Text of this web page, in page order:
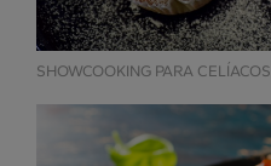
SHOWCOOKING PARA CELÍACOS